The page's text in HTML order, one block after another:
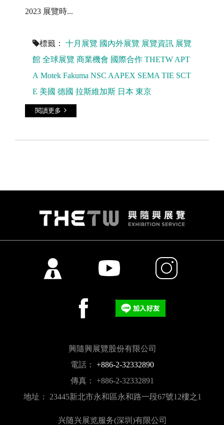
2023 展覽時...
閱讀更多
標籤： 十月展覽 國內外展覽 展覽資訊 展覽
館 全球展覽 商業機會 國際合作 THETW APT
A Motek Fakuma NSC AAPEX SEMA TIE SCT
E 美國 德國 拉斯維加斯 日本 東京
興隨興展覽股份有限公司
電話： +886-2-32332890
傳真： +886-2-32332891
地址： 23445新北市永和區永和路一段67號12樓之1
兴随兴展览服务(深圳)有限公司